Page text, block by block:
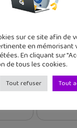
et
Article
Paris
sur ce site afin de
en
En cliquant sur
de tous les cookies.
Tout refuser Tout